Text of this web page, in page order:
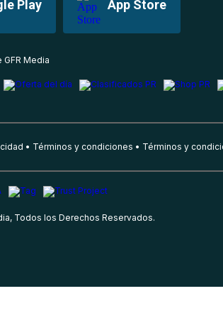
Play App Store
GFR Media
Términos y condiciones Términos y
Todos los Derechos Reservados.